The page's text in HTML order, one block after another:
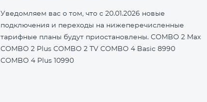
Уведомляем вас о том, что с 20.01.2026 новые
подключения и переходы на нижеперечисленные
тарифные планы будут приостановлены. COMBO 2 Max
COMBO 2 Plus COMBO 2 TV COMBO 4 Basic 8990
COMBO 4 Plus 10990